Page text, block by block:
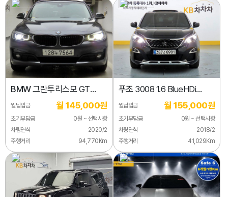
BMW그란투리스모 GT
320D xDrive
월납입금 월 145,000원
초기부담금
0원 ~ 선택사항
차량연식
2020/2
주행거리
94,770Km
푸조 3008 1.6 BlueHDi
알뤼르
월납입금 월 155,000원
초기부담금
0원 ~ 선택사항
차량연식
2018/2
주행거리
41,029Km